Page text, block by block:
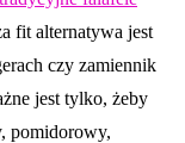
fit alternatywa jest
czy zamiennik
jest tylko, żeby
pomidorowy,